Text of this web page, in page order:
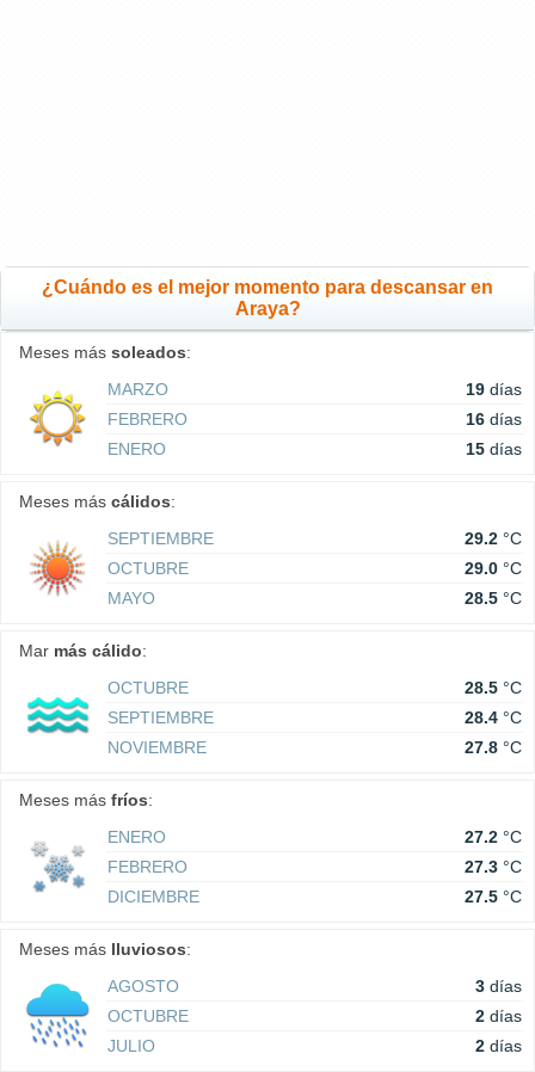
¿Cuándo es el mejor momento para descansar en
Araya?
Meses más soleados:
MARZO
19 días
FEBRERO
16 días
ENERO
15 días
Meses más cálidos:
SEPTIEMBRE
29.2 °C
OCTUBRE
29.0 °C
MAYO
28.5 °C
Mar más cálido:
OCTUBRE
28.5 °C
SEPTIEMBRE
28.4 °C
NOVIEMBRE
27.8 °C
Meses más fríos:
ENERO
27.2 °C
FEBRERO
27.3 °C
DICIEMBRE
27.5 °C
Meses más lluviosos:
AGOSTO
3 días
OCTUBRE
2 días
JULIO
2 días